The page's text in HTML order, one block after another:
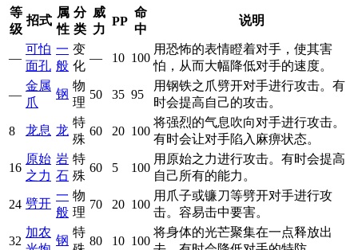
等
级
招式
属
性
分
类
威
力
PP
命
中
说明
—
可怕
面孔
一
般
变
化
— 10 100
用恐怖的表情瞪着对手，使其害
怕，从而大幅降低对手的速度。
—
金属
爪
钢
物
理
50 35 95
用钢铁之爪劈开对手进行攻击。有
时会提高自己的攻击。
8 龙息 龙
特
殊
60 20 100
将强烈的气息吹向对手进行攻击。
有时会让对手陷入麻痹状态。
16
原始
之力
岩
石
特
殊
60 5 100
用原始之力进行攻击。有时会提高
自己所有的能力。
24 劈开
一
般
物
理
70 20 100
用爪子或镰刀等劈开对手进行攻
击。容易击中要害。
32
加农
钢
特
80 10 100
将身体的光芒聚集在一点释放出